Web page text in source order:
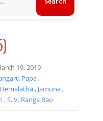
19, 2019
Papa,
Hemalatha, Jamuna,
,S. V. Ranga Rao